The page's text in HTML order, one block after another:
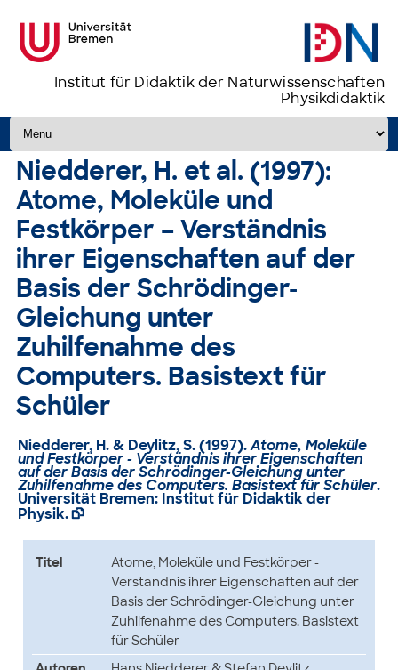
Institut für Didaktik der Naturwissenschaften
Physikdidaktik
Zum Inhalt springen
Niedderer, H. et al. (1997):
Atome, Moleküle und
Festkörper – Verständnis
ihrer Eigenschaften auf der
Basis der Schrödinger-
Gleichung unter
Zuhilfenahme des
Computers. Basistext für
Schüler
Niedderer, H. & Deylitz, S. (1997).Atome, Moleküle
und Festkörper - Verständnis ihrer Eigenschaften
auf der Basis der Schrödinger-Gleichung unter
Zuhilfenahme des Computers. Basistext für Schüler.
Universität Bremen: Institut für Didaktik der
Physik. 
Titel
Atome, Moleküle und Festkörper -
Verständnis ihrer Eigenschaften auf der
Basis der Schrödinger-Gleichung unter
Zuhilfenahme des Computers. Basistext
für Schüler